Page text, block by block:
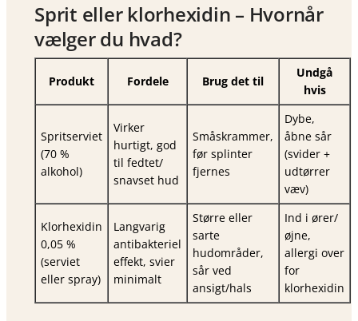
Sprit eller klorhexidin – Hvornår
vælger du hvad?
Produkt Fordele Brug det til
Undgå
hvis
Spritserviet
(70 %
alkohol)
Virker
hurtigt, god
til fedtet/
snavset hud
Småskrammer,
før splinter
fjernes
Dybe,
åbne sår
(svider +
udtørrer
væv)
Klorhexidin
0,05 %
(serviet
eller spray)
Langvarig
antibakteriel
effekt, svier
minimalt
Større eller
sarte
hudområder,
sår ved
ansigt/hals
Ind i ører/
øjne,
allergi over
for
klorhexidin